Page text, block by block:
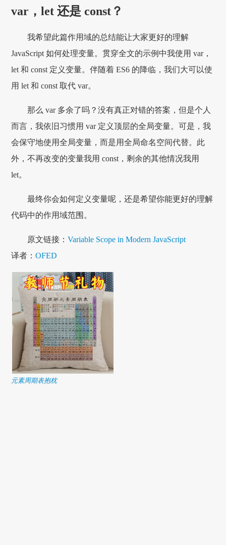
var，let 还是 const？
我希望此篇作用域的总结能让大家更好的理解
JavaScript 如何处理变量。贯穿全文的示例中我使用 var，
let 和 const 定义变量。伴随着 ES6 的降临，我们大可以使
用 let 和 const 取代 var。
那么 var 多余了吗？没有真正对错的答案，但是个人
而言，我依旧习惯用 var 定义顶层的全局变量。可是，我
会保守地使用全局变量，而是用全局命名空间代替。此
外，不再改变的变量我用 const，剩余的其他情况我用
let。
最终你会如何定义变量呢，还是希望你能更好的理解
代码中的作用域范围。
原文链接：Variable Scope in Modern JavaScript
译者：OFED
元素周期表抱枕